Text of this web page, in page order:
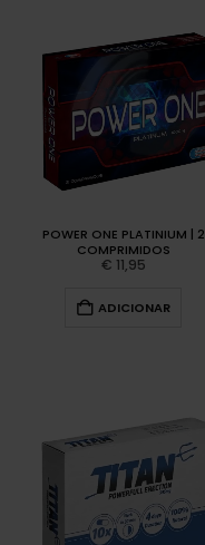
POWER ONE PLATINIUM | 2
COMPRIMIDOS
€ 11,95
ADICIONAR